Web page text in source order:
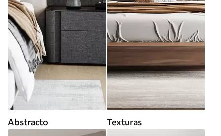
Abstracto Texturas